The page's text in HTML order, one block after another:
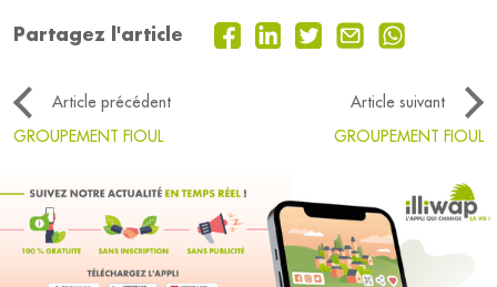
Partagez l'article
Article précédent
Article suivant
GROUPEMENT FIOUL
GROUPEMENT FIOUL